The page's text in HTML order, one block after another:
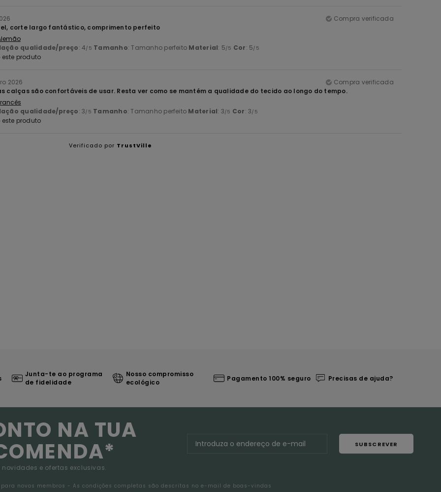
Compra verificada
corte largo fantástico, comprimento perfeito
qualidade/preço: 4/5 Tamanho: Tamanho perfeito Material: 5/5 Cor: 5/5
este produto
2026
Compra verificada
calças são confortáveis de usar. Resta ver como se mantém a qualidade do tecido ao longo do tempo.
qualidade/preço: 3/5 Tamanho: Tamanho perfeito Material: 3/5 Cor: 3/5
este produto
Verificado por TrustVille
Junta-te ao programa
de fidelidade
Nosso compromisso
ecológico
Pagamento 100% seguro Precisas de ajuda?
NA TUA
e ofertas exclusivas.
SUBSCREVER
novos membros - As condições completas são descritas no e-mail de boas-vindas